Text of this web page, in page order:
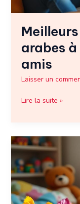
arabes
amis
Laisser un
Lire la suite »
Meilleures
blagues
Carambar
:
un
retour